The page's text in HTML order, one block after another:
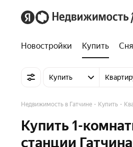
Новостройки Купить
Купить
Недвижимость в Гатчине Купить
Купить 1-
станции